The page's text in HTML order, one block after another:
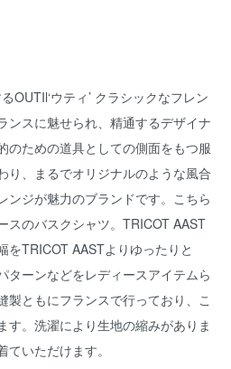
OUTIl‘ウティ’ クラシックなフレン
ンスに魅せられ、精通するデザイナ
のための道具としての側面をもつ服
り、まるでオリジナルのような風合
ンジが魅力のブランドです。こちら
スのバスクシャツ。TRICOT AAST
をTRICOT AASTよりゆったりと
ターンなどをレディースアイテムら
製ともにフランスで行っており、こ
す。洗濯により生地の縮みがありま
いただけます。